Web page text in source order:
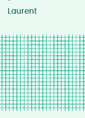
Laurent